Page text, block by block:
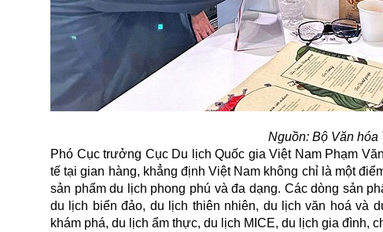
Nguồn: Bộ Văn hóa
Phó Cục trưởng Cục Du lịch Quốc gia Việt Nam Phạm
tế tại gian hàng, khẳng định Việt Nam không chỉ là một
sản phẩm du lịch phong phú và đa dạng. Các dòng sản
du lịch biển đảo, du lịch thiên nhiên, du lịch văn hoá và
khám phá, du lịch ẩm thực, du lịch MICE, du lịch gia đình,